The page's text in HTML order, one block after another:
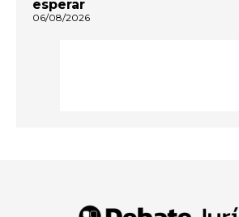
esperar
06/08/2026